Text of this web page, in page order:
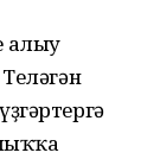
алыу